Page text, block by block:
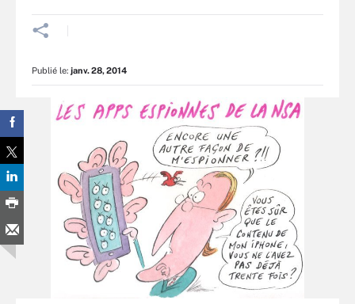
Publié le: janv. 28, 2014